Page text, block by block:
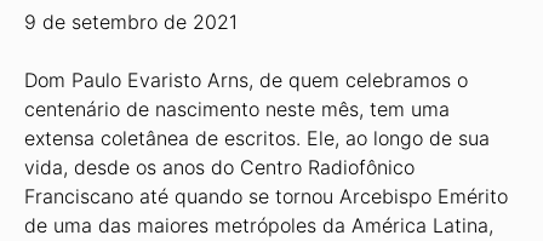
9 de setembro de 2021
Dom Paulo Evaristo Arns, de quem celebramos o
centenário de nascimento neste mês, tem uma
extensa coletânea de escritos. Ele, ao longo de sua
vida, desde os anos do Centro Radiofônico
Franciscano até quando se tornou Arcebispo Emérito
de uma das maiores metrópoles da América Latina,